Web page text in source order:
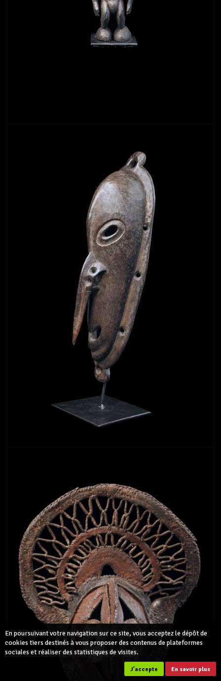
En poursuivant votre navigation sur ce site, vous acceptez le dépôt de
cookies tiers destinés à vous proposer des contenus de plateformes
sociales et réaliser des statistiques de visites.
J'accepte En savoir plus